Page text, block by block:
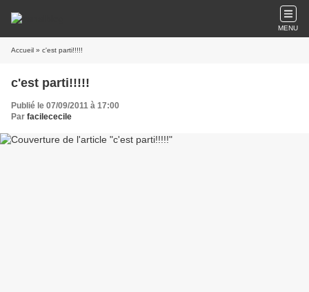
MENU
Accueil » c'est parti!!!!!
c'est parti!!!!!
Publié le 07/09/2011 à 17:00
Par facilececile